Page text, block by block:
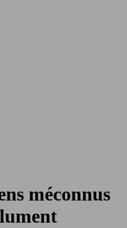
méconnus